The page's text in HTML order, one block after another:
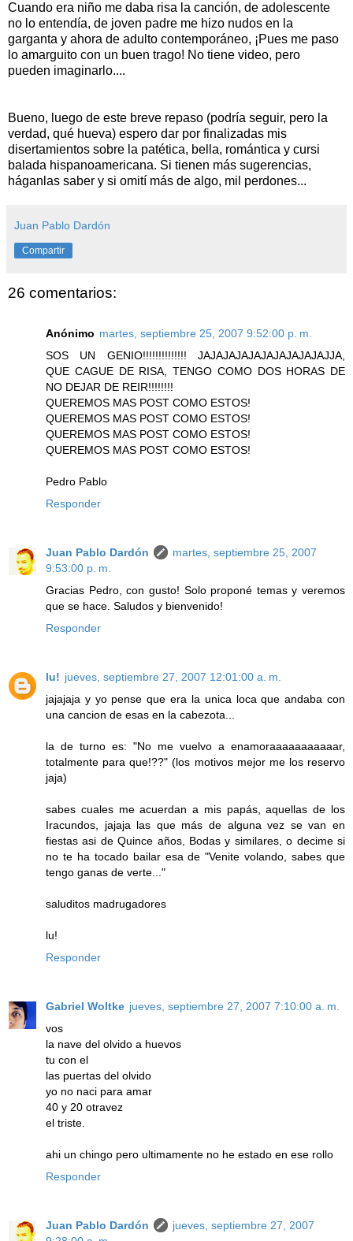
Cuando era niño me daba risa la canción, de adolescente
no lo entendía, de joven padre me hizo nudos en la
garganta y ahora de adulto contemporáneo, ¡Pues me paso
lo amarguito con un buen trago! No tiene video, pero
pueden imaginarlo....
Bueno, luego de este breve repaso (podría seguir, pero la
verdad, qué hueva) espero dar por finalizadas mis
disertamientos sobre la patética, bella, romántica y cursi
balada hispanoamericana. Si tienen más sugerencias,
háganlas saber y si omití más de algo, mil perdones...
Juan Pablo Dardón
Compartir
26 comentarios:
Anónimo martes, septiembre 25, 2007 9:52:00 p. m.
SOS UN GENIO!!!!!!!!!!!!!! JAJAJAJAJAJAJAJAJAJAJJA,
QUE CAGUE DE RISA, TENGO COMO DOS HORAS DE
NO DEJAR DE REIR!!!!!!!!
QUEREMOS MAS POST COMO ESTOS!
QUEREMOS MAS POST COMO ESTOS!
QUEREMOS MAS POST COMO ESTOS!
QUEREMOS MAS POST COMO ESTOS!
Pedro Pablo
Responder
Juan Pablo Dardón
martes, septiembre 25, 2007
9:53:00 p. m.
Gracias Pedro, con gusto! Solo proponé temas y veremos
que se hace. Saludos y bienvenido!
Responder
lu! jueves, septiembre 27, 2007 12:01:00 a. m.
jajajaja y yo pense que era la unica loca que andaba con
una cancion de esas en la cabezota...
la de turno es: "No me vuelvo a enamoraaaaaaaaaaar,
totalmente para que!??" (los motivos mejor me los reservo
jaja)
sabes cuales me acuerdan a mis papás, aquellas de los
Iracundos, jajaja las que más de alguna vez se van en
fiestas asi de Quince años, Bodas y similares, o decime si
no te ha tocado bailar esa de "Venite volando, sabes que
tengo ganas de verte..."
saluditos madrugadores
lu!
Responder
Gabriel Woltke jueves, septiembre 27, 2007 7:10:00 a. m.
vos
la nave del olvido a huevos
tu con el
las puertas del olvido
yo no naci para amar
40 y 20 otravez
el triste.
ahi un chingo pero ultimamente no he estado en ese rollo
Responder
Juan Pablo Dardón
jueves, septiembre 27, 2007